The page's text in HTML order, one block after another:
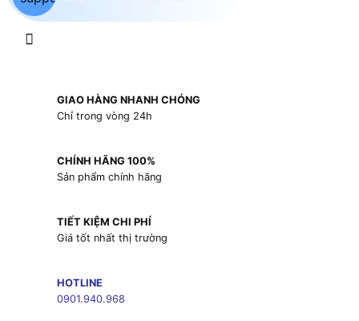
GIAO HÀNG NHANH CHÓNG
Chỉ trong vòng 24h
CHÍNH HÃNG 100%
Sản phẩm chính hãng
TIẾT KIỆM CHI PHÍ
Giá tốt nhất thị trường
HOTLINE
0901.940.968